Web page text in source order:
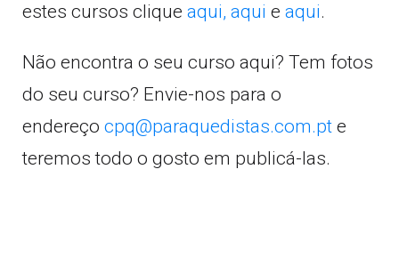
estes cursos clique aqui, aqui e aqui.
Não encontra o seu curso aqui? Tem fotos
do seu curso? Envie-nos para o
endereço cpq@paraquedistas.com.pt e
teremos todo o gosto em publicá-las.